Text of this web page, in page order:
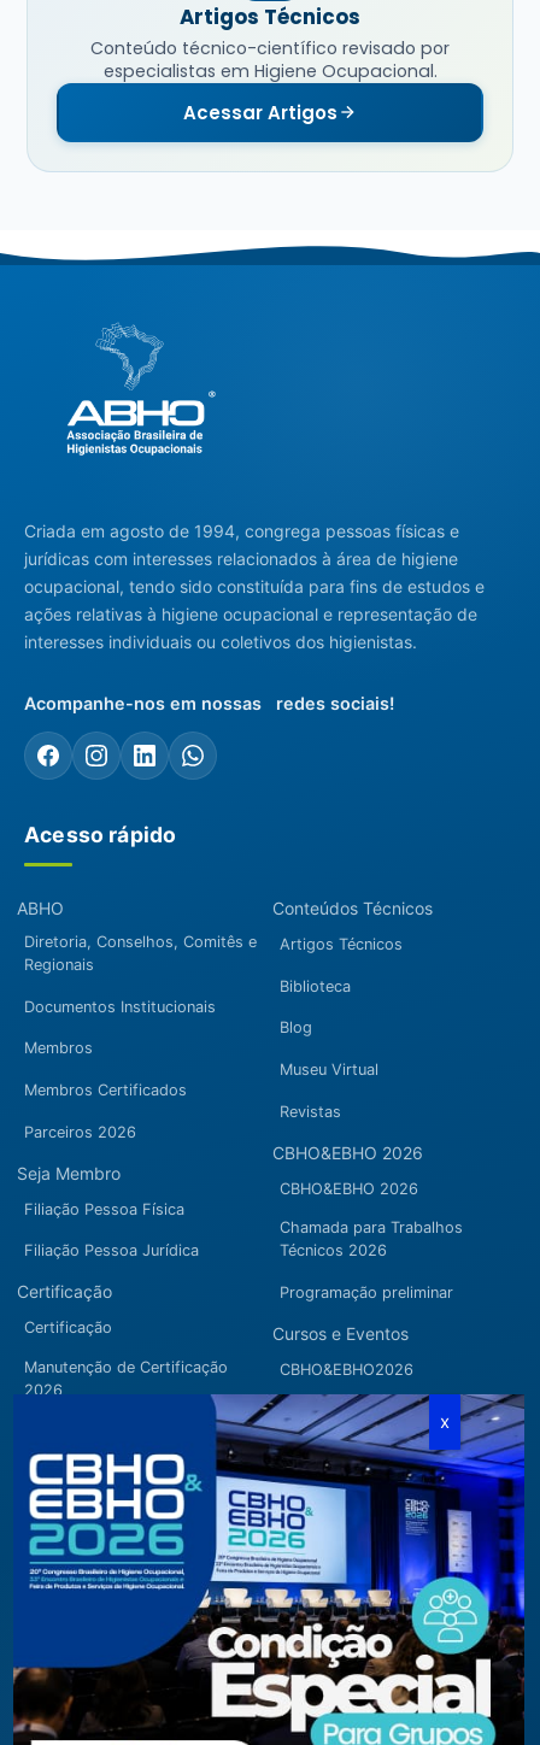
Artigos Técnicos
Conteúdo técnico-científico revisado por
especialistas em Higiene Ocupacional.
Acessar Artigos
Criada em agosto de 1994, congrega pessoas físicas e
jurídicas com interesses relacionados à área de higiene
ocupacional, tendo sido constituída para fins de estudos e
ações relativas à higiene ocupacional e representação de
interesses individuais ou coletivos dos higienistas.
Acompanhe-nos em nossas redes sociais!
Acesso rápido
ABHO
Diretoria, Conselhos, Comitês e
Regionais
Documentos Institucionais
Membros
Membros Certificados
Parceiros 2026
Seja Membro
Filiação Pessoa Física
Filiação Pessoa Jurídica
Certificação
Certificação
Manutenção de Certificação
2026
Conteúdos Técnicos
Artigos Técnicos
Biblioteca
Blog
Museu Virtual
Revistas
CBHO&EBHO 2026
CBHO&EBHO 2026
Chamada para Trabalhos
Técnicos 2026
Programação preliminar
Cursos e Eventos
CBHO&EBHO2026
Cursos Modulares
Eventos Apoiados
Eventos Regionais
Loja
Fone/Fax: